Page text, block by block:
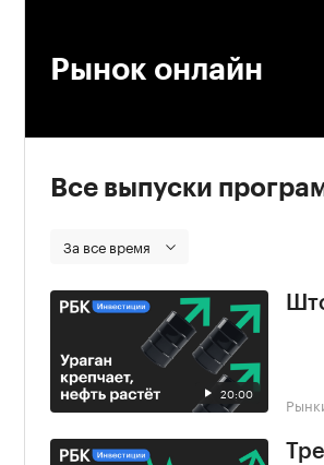
Рынок онлайн
Все выпуски
За все время
20:00